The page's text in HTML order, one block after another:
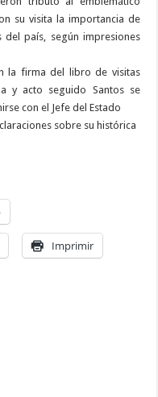
su visita la importancia de
país, según impresiones
la firma del libro de visitas
y acto seguido Santos se
con el Jefe del Estado
sobre su histórica
Imprimir